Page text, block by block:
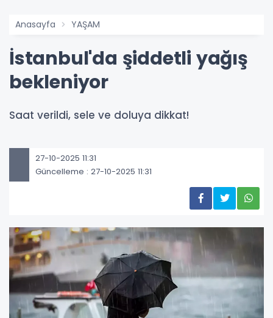
Anasayfa YAŞAM
İstanbul'da şiddetli yağış
bekleniyor
Saat verildi, sele ve doluya dikkat!
27-10-2025 11:31
Güncelleme : 27-10-2025 11:31